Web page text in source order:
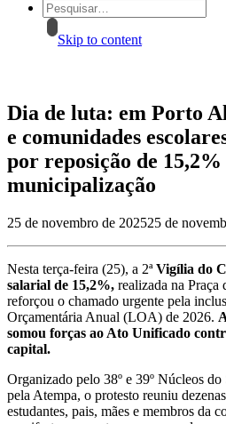
Skip to content
Dia de luta: em Porto
e comunidades
por reposição de
municipalização
25 de novembro de 202525 de
Nesta terça-feira (25), a 2ªVigília do
salarial de 15,2%, realizada na
reforçou o chamado urgente pela
Orçamentária Anual (LOA) de 2026.
somou forças ao Ato Unificado
capital.
Organizado pelo 38º e 39º Núcleos
pela Atempa, o protesto reuniu
estudantes, pais, mães e membros da